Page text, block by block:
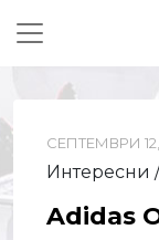
СЕПТЕМВРИ
Интересни
Adidas